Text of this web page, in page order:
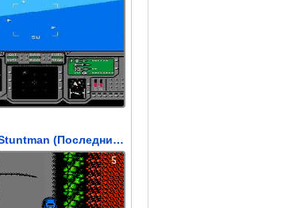
Ultimate Stuntman (Последний трюкач)